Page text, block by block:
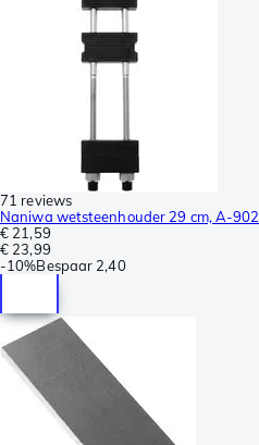
71 reviews
Naniwa wetsteenhouder 29 cm, A-902
€ 21,59
€ 23,99
-10%Bespaar 2,40